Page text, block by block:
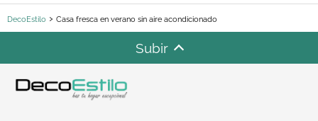
DecoEstilo Casa fresca en verano sin aire acondicionado
Subir